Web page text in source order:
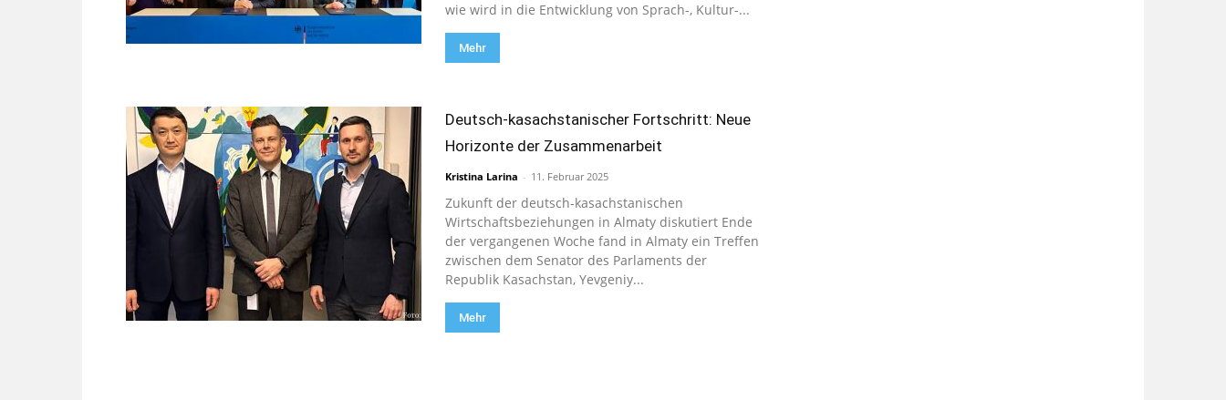
wie wird in die Entwicklung von Sprach-, Kultur-...
Mehr
Deutsch-kasachstanischer Fortschritt: Neue
Horizonte der Zusammenarbeit
Kristina Larina - 11. Februar 2025
Zukunft der deutsch-kasachstanischen
Wirtschaftsbeziehungen in Almaty diskutiert Ende
der vergangenen Woche fand in Almaty ein Treffen
zwischen dem Senator des Parlaments der
Republik Kasachstan, Yevgeniy...
Mehr